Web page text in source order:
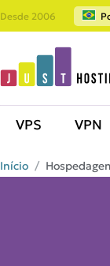
Desde 2006
VPS VPN
Início